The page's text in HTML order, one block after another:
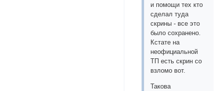
и помощи тех кто
сделал туда
скрины - все это
было сохранено.
Кстате на
неофициальной
ТП есть скрин со
взломо вот.
Такова